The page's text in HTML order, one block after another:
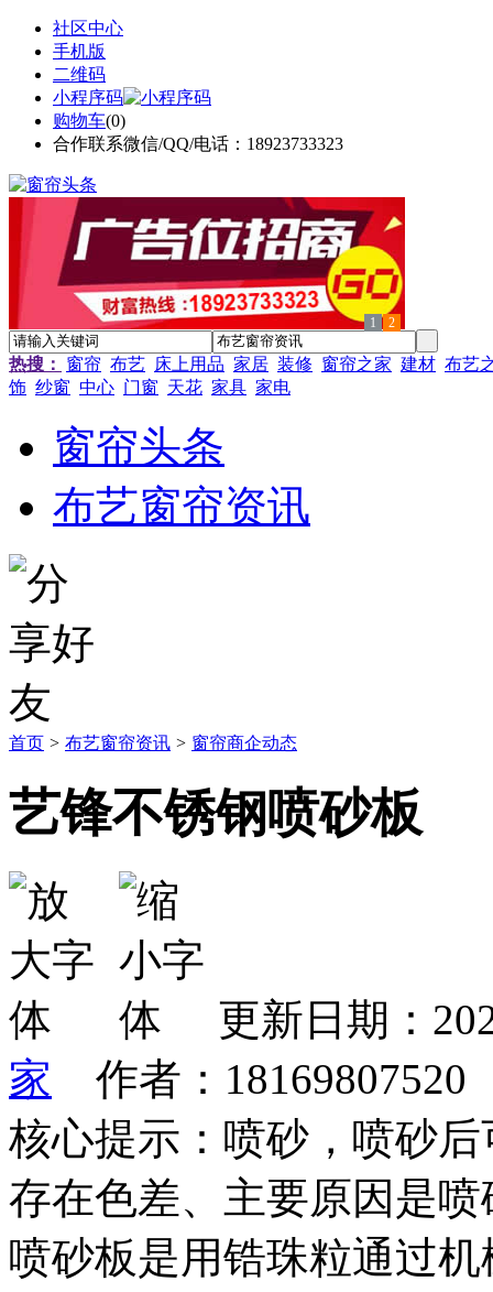
社区中心
手机版
二维码
小程序码
购物车(0)
合作联系微信/QQ/电话：18923733323
1 2
热搜： 窗帘 布艺 床上用品 家居 装修 窗帘之家 建材 布艺
饰 纱窗 中心 门窗 天花 家具 家电
窗帘头条
布艺窗帘资讯
首页 > 布艺窗帘资讯 > 窗帘商企动态
艺锋不锈钢喷砂板
更新日期：
家 作者：
核心提示：喷砂，喷砂
存在色差、主要原因是
喷砂板是用锆珠粒通过